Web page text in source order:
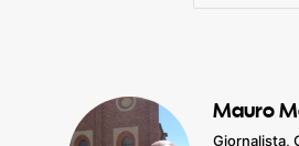
Mauro
Giornalista,